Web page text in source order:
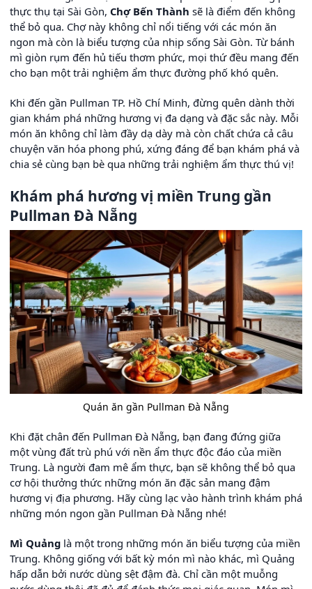
thực thụ tại Sài Gòn, Chợ Bến Thành sẽ là điểm đến không
thể bỏ qua. Chợ này không chỉ nổi tiếng với các món ăn
ngon mà còn là biểu tượng của nhịp sống Sài Gòn. Từ bánh
mì giòn rụm đến hủ tiếu thơm phức, mọi thứ đều mang đến
cho bạn một trải nghiệm ẩm thực đường phố khó quên.
Khi đến gần Pullman TP. Hồ Chí Minh, đừng quên dành thời
gian khám phá những hương vị đa dạng và đặc sắc này. Mỗi
món ăn không chỉ làm đầy dạ dày mà còn chất chứa cả câu
chuyện văn hóa phong phú, xứng đáng để bạn khám phá và
chia sẻ cùng bạn bè qua những trải nghiệm ẩm thực thú vị!
Khám phá hương vị miền Trung gần
Pullman Đà Nẵng
Quán ăn gần Pullman Đà Nẵng
Khi đặt chân đến Pullman Đà Nẵng, bạn đang đứng giữa
một vùng đất trù phú với nền ẩm thực độc đáo của miền
Trung. Là người đam mê ẩm thực, bạn sẽ không thể bỏ qua
cơ hội thưởng thức những món ăn đặc sản mang đậm
hương vị địa phương. Hãy cùng lạc vào hành trình khám phá
những món ngon gần Pullman Đà Nẵng nhé!
Mì Quảng là một trong những món ăn biểu tượng của miền
Trung. Không giống với bất kỳ món mì nào khác, mì Quảng
hấp dẫn bởi nước dùng sệt đậm đà. Chỉ cần một muỗng